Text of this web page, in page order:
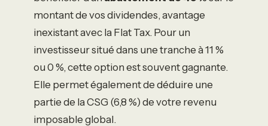
montant de vos dividendes, avantage
inexistant avec la Flat Tax. Pour un
investisseur situé dans une tranche à 11 %
ou 0 %, cette option est souvent gagnante.
Elle permet également de déduire une
partie de la CSG (6,8 %) de votre revenu
imposable global.